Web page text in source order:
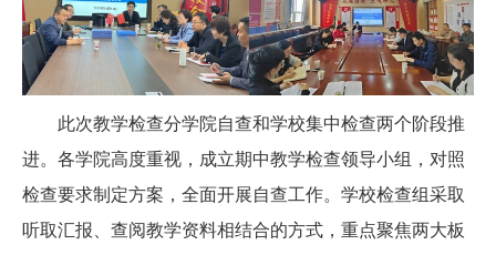
此次教学检查分学院自查和学校集中检查两个阶段推
进。各学院高度重视，成立期中教学检查领导小组，对照
检查要求制定方案，全面开展自查工作。学校检查组采取
听取汇报、查阅教学资料相结合的方式，重点聚焦两大板